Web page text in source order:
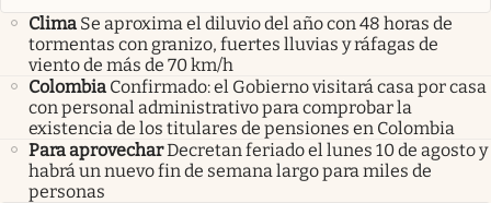
Clima Se aproxima el diluvio del año con 48 horas de
tormentas con granizo, fuertes lluvias y ráfagas de
viento de más de 70 km/h
Colombia Confirmado: el Gobierno visitará casa por casa
con personal administrativo para comprobar la
existencia de los titulares de pensiones en Colombia
Para aprovecharDecretan feriado el lunes 10 de agosto y
habrá un nuevo fin de semana largo para miles de
personas